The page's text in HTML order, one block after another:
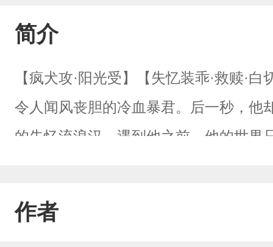
简介
【疯犬攻·阳光受】【失忆装乖·救赎·
令人闻风丧胆的冷血暴君。后一秒，他
的失忆流浪汉。遇到他之前，他的世界
手折断了混混的胳膊。血液飞溅，他
作者